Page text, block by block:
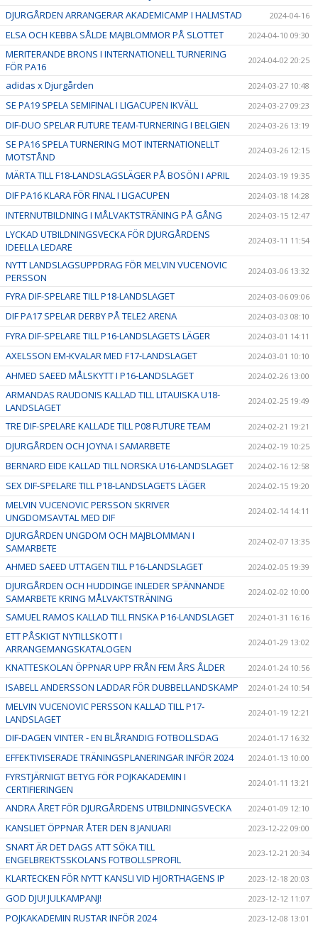
DJURGÅRDEN ARRANGERAR AKADEMICAMP I HALMSTAD 2024-04-16
ELSA OCH KEBBA SÅLDE MAJBLOMMOR PÅ SLOTTET 2024-04-10 09:30
MERITERANDE BRONS I INTERNATIONELL TURNERING
FÖR PA16
2024-04-02 20:25
adidas x Djurgården 2024-03-27 10:48
SE PA19 SPELA SEMIFINAL I LIGACUPEN IKVÄLL 2024-03-27 09:23
DIF-DUO SPELAR FUTURE TEAM-TURNERING I BELGIEN 2024-03-26 13:19
SE PA16 SPELA TURNERING MOT INTERNATIONELLT
MOTSTÅND
2024-03-26 12:15
MÄRTA TILL F18-LANDSLAGSLÄGER PÅ BOSÖN I APRIL 2024-03-19 19:35
DIF PA16 KLARA FÖR FINAL I LIGACUPEN 2024-03-18 14:28
INTERNUTBILDNING I MÅLVAKTSTRÄNING PÅ GÅNG 2024-03-15 12:47
LYCKAD UTBILDNINGSVECKA FÖR DJURGÅRDENS
IDEELLA LEDARE
2024-03-11 11:54
NYTT LANDSLAGSUPPDRAG FÖR MELVIN VUCENOVIC
PERSSON
2024-03-06 13:32
FYRA DIF-SPELARE TILL P18-LANDSLAGET 2024-03-06 09:06
DIF PA17 SPELAR DERBY PÅ TELE2 ARENA 2024-03-03 08:10
FYRA DIF-SPELARE TILL P16-LANDSLAGETS LÄGER 2024-03-01 14:11
AXELSSON EM-KVALAR MED F17-LANDSLAGET 2024-03-01 10:10
AHMED SAEED MÅLSKYTT I P16-LANDSLAGET 2024-02-26 13:00
ARMANDAS RAUDONIS KALLAD TILL LITAUISKA U18-
LANDSLAGET
2024-02-25 19:49
TRE DIF-SPELARE KALLADE TILL P08 FUTURE TEAM 2024-02-21 19:21
DJURGÅRDEN OCH JOYNA I SAMARBETE 2024-02-19 10:25
BERNARD EIDE KALLAD TILL NORSKA U16-LANDSLAGET 2024-02-16 12:58
SEX DIF-SPELARE TILL P18-LANDSLAGETS LÄGER 2024-02-15 19:20
MELVIN VUCENOVIC PERSSON SKRIVER
UNGDOMSAVTAL MED DIF
2024-02-14 14:11
DJURGÅRDEN UNGDOM OCH MAJBLOMMAN I
SAMARBETE
2024-02-07 13:35
AHMED SAEED UTTAGEN TILL P16-LANDSLAGET 2024-02-05 19:39
DJURGÅRDEN OCH HUDDINGE INLEDER SPÄNNANDE
SAMARBETE KRING MÅLVAKTSTRÄNING
2024-02-02 10:00
SAMUEL RAMOS KALLAD TILL FINSKA P16-LANDSLAGET 2024-01-31 16:16
ETT PÅSKIGT NYTILLSKOTT I
ARRANGEMANGSKATALOGEN
2024-01-29 13:02
KNATTESKOLAN ÖPPNAR UPP FRÅN FEM ÅRS ÅLDER 2024-01-24 10:56
ISABELL ANDERSSON LADDAR FÖR DUBBELLANDSKAMP 2024-01-24 10:54
MELVIN VUCENOVIC PERSSON KALLAD TILL P17-
LANDSLAGET
2024-01-19 12:21
DIF-DAGEN VINTER - EN BLÅRANDIG FOTBOLLSDAG 2024-01-17 16:32
EFFEKTIVISERADE TRÄNINGSPLANERINGAR INFÖR 2024 2024-01-13 10:00
FYRSTJÄRNIGT BETYG FÖR POJKAKADEMIN I
CERTIFIERINGEN
2024-01-11 13:21
ANDRA ÅRET FÖR DJURGÅRDENS UTBILDNINGSVECKA 2024-01-09 12:10
KANSLIET ÖPPNAR ÅTER DEN 8 JANUARI 2023-12-22 09:00
SNART ÄR DET DAGS ATT SÖKA TILL
ENGELBREKTSSKOLANS FOTBOLLSPROFIL
2023-12-21 20:34
KLARTECKEN FÖR NYTT KANSLI VID HJORTHAGENS IP 2023-12-18 20:03
GOD DJU! JULKAMPANJ! 2023-12-12 11:07
POJKAKADEMIN RUSTAR INFÖR 2024 2023-12-08 13:01